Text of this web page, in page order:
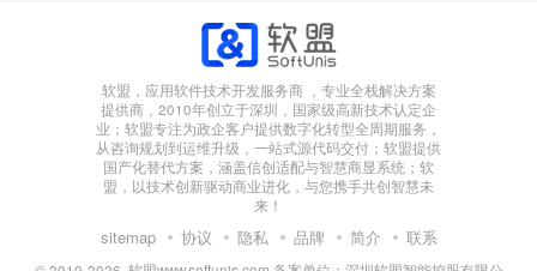
软盟，应用软件技术开发服务商 ，专业全栈解决方案
提供商，2010年创立于深圳，国家级高新技术认定企
业；软盟专注为政企客户提供数字化转型全周期服务，
从咨询规划到运维升级，一站式源代码交付；软盟提供
国产化替代方案，涵盖信创适配与智慧商显系统；软
盟，以技术创新驱动商业进化，与您携手共创智慧未
来！
sitemap 协议 隐私 品牌 简介 联系